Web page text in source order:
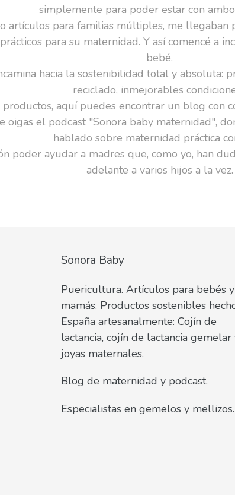
simplemente para poder estar con
artículos para familias múltiples, me llegaban
para su maternidad. Y así comencé a
bebé.
hacia la sostenibilidad total y absoluta:
reciclado, inmejorables
aquí puedes encontrar un blog con
oigas el podcast "Sonora baby maternidad",
hablado sobre maternidad práctica
poder ayudar a madres que, como yo, han
adelante a varios hijos a la vez.
Sonora Baby
Puericultura. Artículos para bebés y
mamás. Productos sostenibles
España artesanalmente: Cojín de
lactancia, cojín de lactancia gemelar
joyas maternales.
Blog de maternidad y podcast.
Especialistas en gemelos y mellizos.